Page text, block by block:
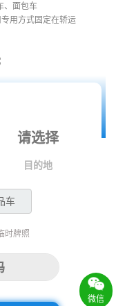
、面包车
用方式固定在轿运
目的地
车
时牌照
微信